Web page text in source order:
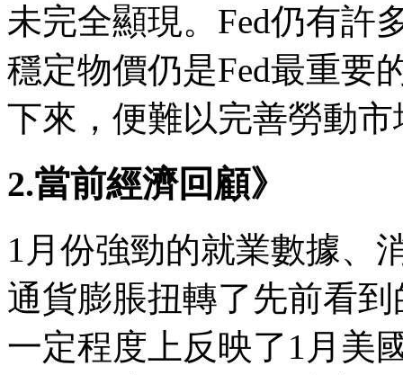
未完全顯現。Fed仍有許
穩定物價仍是Fed最重要
下來，便難以完善勞動市
2.當前經濟回顧》
1月份強勁的就業數據、
通貨膨脹扭轉了先前看
一定程度上反映了1月美